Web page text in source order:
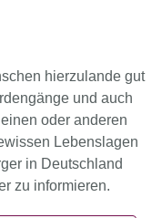
hierzulande gut
und auch
oder anderen
Lebenslagen
in Deutschland
zu informieren.